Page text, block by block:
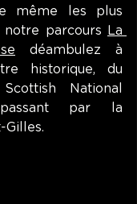
même les plus
parcours
La
déambulez à
historique, du
National
par la
Gilles.